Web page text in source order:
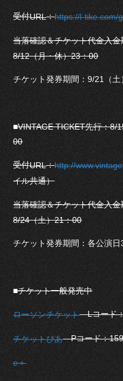
受付URL：https://l-tike.com/
当落確認＆チケット代金入
8/12（月・休）23：00
チケット発券期間：9/21（
■VINTAGE TICKET先行：8/
00
受付URL：http://
イル共通）
当落確認＆チケット代金入
8/24（土）21：00
チケット発券期間：各公演
■チケット一般発売中
ローソンチケットLコード
チケットぴあPコード：
e＋